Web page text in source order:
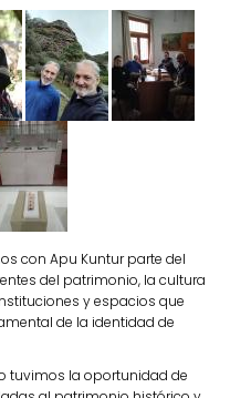
con Apu Kuntur parte del
del patrimonio, la cultura
y espacios que
de la identidad de
tuvimos la oportunidad de